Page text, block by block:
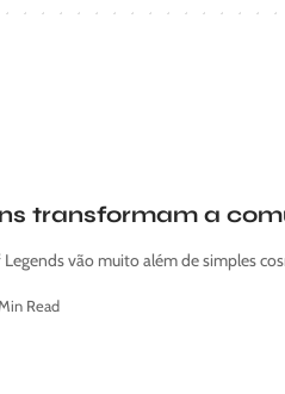
transformam a
Legends vão muito além de simples
Read